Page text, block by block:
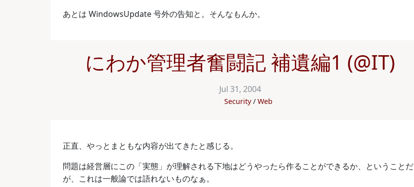
あとは WindowsUpdate 号外の告知と。そんなもんか。
にわか管理者奮闘記 補遺編1 (@IT)
Jul 31, 2004
Security Web
正直、やっとまともな内容が出てきたと感じる。
問題は経営層にこの「実態」が理解される下地はどうやったら作ることができるか、ということだ
が、これは一般論では語れないものなぁ。